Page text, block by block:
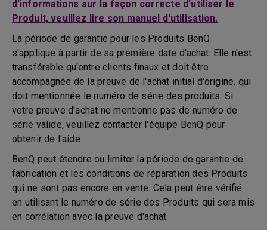
d'informations sur la façon correcte d'utiliser le
Produit, veuillez lire son manuel d'utilisation.
La période de garantie pour les Produits BenQ
s'applique à partir de sa première date d'achat. Elle n'est
transférable qu'entre clients finaux et doit être
accompagnée de la preuve de l'achat initial d'origine, qui
doit mentionnée le numéro de série des produits. Si
votre preuve d'achat ne mentionne pas de numéro de
série valide, veuillez contacter l'équipe BenQ pour
obtenir de l'aide.
BenQ peut étendre ou limiter la période de garantie de
fabrication et les conditions de réparation des Produits
qui ne sont pas encore en vente. Cela peut être vérifié
en utilisant le numéro de série des Produits qui sera mis
en corrélation avec la preuve d'achat.